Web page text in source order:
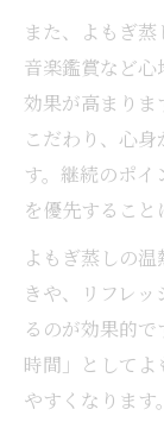
また、よもぎ
音楽鑑賞など
効果が高まりま
こだわり、心
す。継続のポ
を優先すること
よもぎ蒸しの
きや、リフレ
るのが効果的
時間」として
やすくなります。